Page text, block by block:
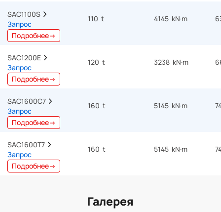
SAC1100S
Запрос
Подробнее→
110 t 4145 kN·m
SAC1200E
Запрос
Подробнее→
120 t 3238 kN·m
SAC1600C7
Запрос
Подробнее→
160 t 5145 kN·m
SAC1600T7
Запрос
Подробнее→
160 t 5145 kN·m
Галерея